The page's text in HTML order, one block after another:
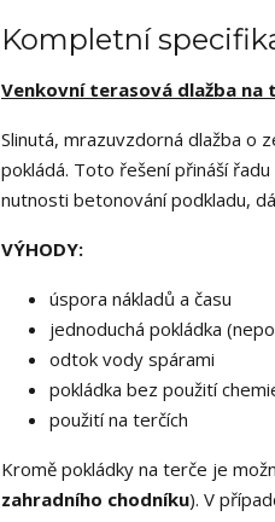
Kompletní
Venkovní terasová dlažba na
Slinutá, mrazuvzdorná dlažba o
pokládá. Toto řešení přináší
nutnosti betonování podkladu,
VÝHODY:
úspora nákladů a času
jednoduchá pokládka
odtok vody spárami
pokládka bez použití
použití na terčích
Kromě pokládky na terče je
zahradního chodníku). V